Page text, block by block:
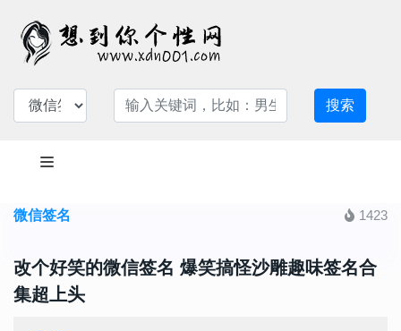
搜索
微信签名 1423
改个好笑的微信签名 爆笑搞怪沙雕趣味签名合
集超上头